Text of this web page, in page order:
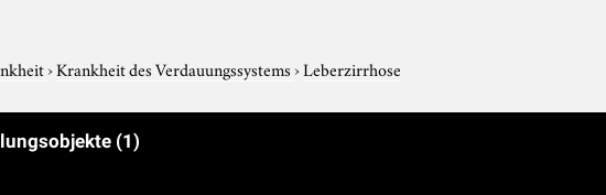
›Krankheit des Verdauungssystems›Leberzirrhose
(1)